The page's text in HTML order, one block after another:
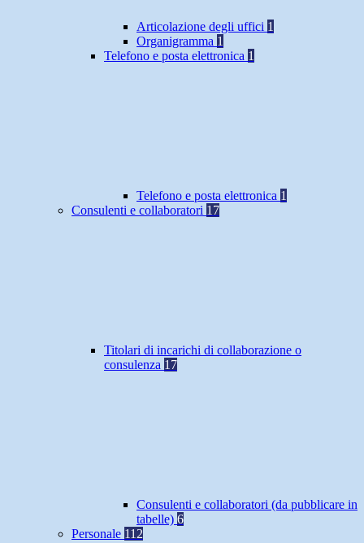
Articolazione degli uffici 1
Organigramma 1
Telefono e posta elettronica 1
Telefono e posta elettronica 1
Consulenti e collaboratori 17
Titolari di incarichi di collaborazione o
consulenza 17
Consulenti e collaboratori (da pubblicare in
tabelle) 6
Personale 112